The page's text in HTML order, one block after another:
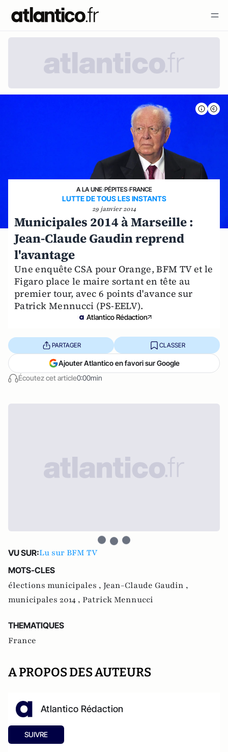
A LA UNE›PÉPITES›FRANCE
LUTTE DE TOUS LES INSTANTS
29 janvier 2014
Municipales 2014 à Marseille :
Jean-Claude Gaudin reprend
l'avantage
Une enquête CSA pour Orange, BFM TV et le
Figaro place le maire sortant en tête au
premier tour, avec 6 points d'avance sur
Patrick Mennucci (PS-EELV).
Atlantico Rédaction
Écoutez cet article0:00min
PARTAGER CLASSER
Ajouter Atlantico en favori sur Google
VU SUR:Lu sur BFM TV
MOTS-CLES
élections municipales , Jean-Claude Gaudin ,
municipales 2014 , Patrick Mennucci
THEMATIQUES
France
A PROPOS DES AUTEURS
Atlantico Rédaction
SUIVRE